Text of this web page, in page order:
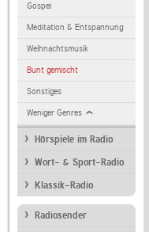
Gospel
Meditation & Entspannung
Weihnachtsmusik
Bunt gemischt
Sonstiges
Weniger Genres
Hörspiele im Radio
Wort- & Sport-Radio
Klassik-Radio
Radiosender